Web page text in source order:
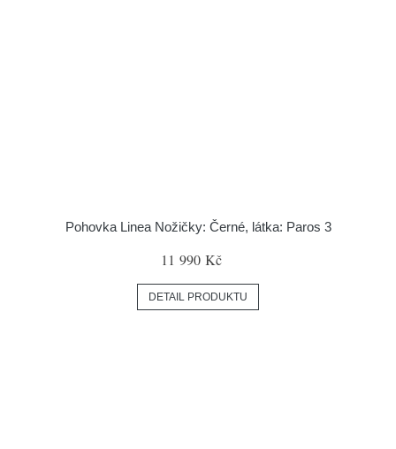
Pohovka Linea Nožičky: Černé, látka: Paros 3
11 990 Kč
DETAIL PRODUKTU